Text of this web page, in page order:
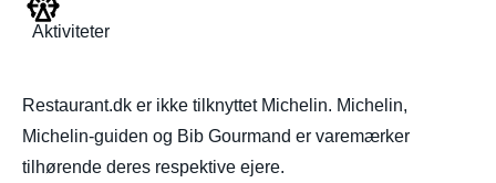
Aktiviteter
Restaurant.dk er ikke tilknyttet Michelin. Michelin,
Michelin-guiden og Bib Gourmand er varemærker
tilhørende deres respektive ejere.